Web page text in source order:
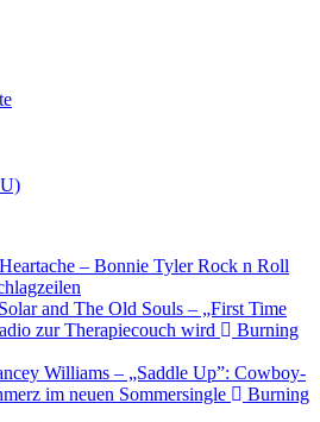
Heartache – Bonnie Tyler Rock n Roll
and The Old Souls – „First Time
zur Therapiecouch wird
Burning
Williams – „Saddle Up”: Cowboy-
im neuen Sommersingle
Burning